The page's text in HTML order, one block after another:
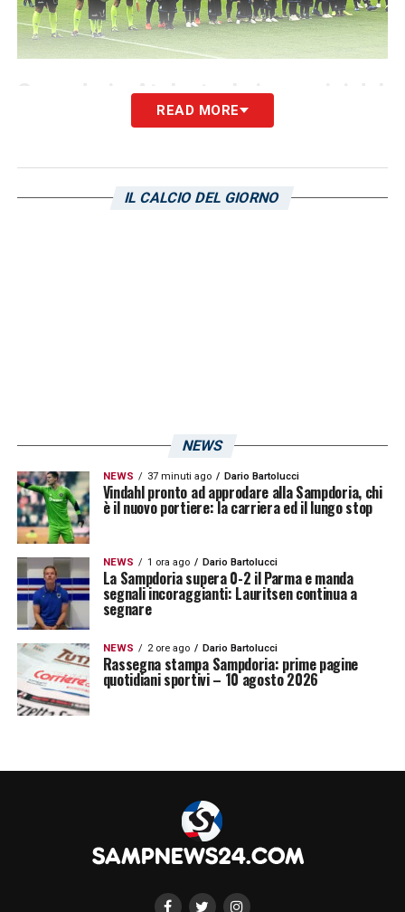
Sampdoria-Atalanta: le immagini del
Sampdoria-Atalanta: le immagini del
match
READ MORE
IL CALCIO DEL GIORNO
NEWS
NEWS 37 minuti ago Dario Bartolucci
Vindahl pronto ad approdare alla Sampdoria, chi
è il nuovo portiere: la carriera ed il lungo stop
NEWS 1 ora ago Dario Bartolucci
La Sampdoria supera 0-2 il Parma e manda
segnali incoraggianti: Lauritsen continua a
segnare
NEWS 2 ore ago Dario Bartolucci
Rassegna stampa Sampdoria: prime pagine
quotidiani sportivi – 10 agosto 2026